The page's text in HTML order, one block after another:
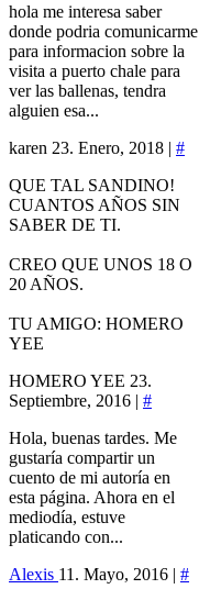
hola me interesa saber
donde podria comunicarme
para informacion sobre la
visita a puerto chale para
ver las ballenas, tendra
alguien esa...
karen 23. Enero, 2018 | #
QUE TAL SANDINO!
CUANTOS AÑOS SIN
SABER DE TI.
CREO QUE UNOS 18 O
20 AÑOS.
TU AMIGO: HOMERO
YEE
HOMERO YEE 23.
Septiembre, 2016 | #
Hola, buenas tardes. Me
gustaría compartir un
cuento de mi autoría en
esta página. Ahora en el
mediodía, estuve
platicando con...
Alexis 11. Mayo, 2016 | #